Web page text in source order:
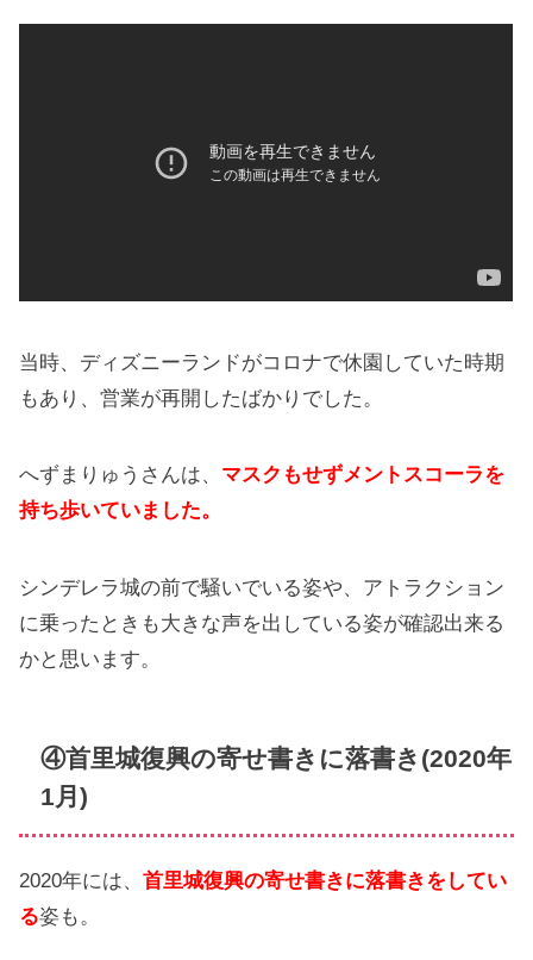
当時、ディズニーランドがコロナで休園していた時期
もあり、営業が再開したばかりでした。
へずまりゅうさんは、 マスクもせずメントスコーラを
持ち歩いていました。
シンデレラ城の前で騒いでいる姿や、アトラクション
に乗ったときも大きな声を出している姿が確認出来る
かと思います。
④首里城復興の寄せ書きに落書き(2020年
1月)
2020年には、首里城復興の寄せ書きに落書きをしてい
る姿も。